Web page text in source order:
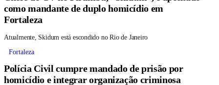
como mandante de duplo homicídio em
Fortaleza
Atualmente, Skidum está escondido no Rio de Janeiro
Fortaleza
Polícia Civil cumpre mandado de prisão por
homicídio e integrar organização criminosa